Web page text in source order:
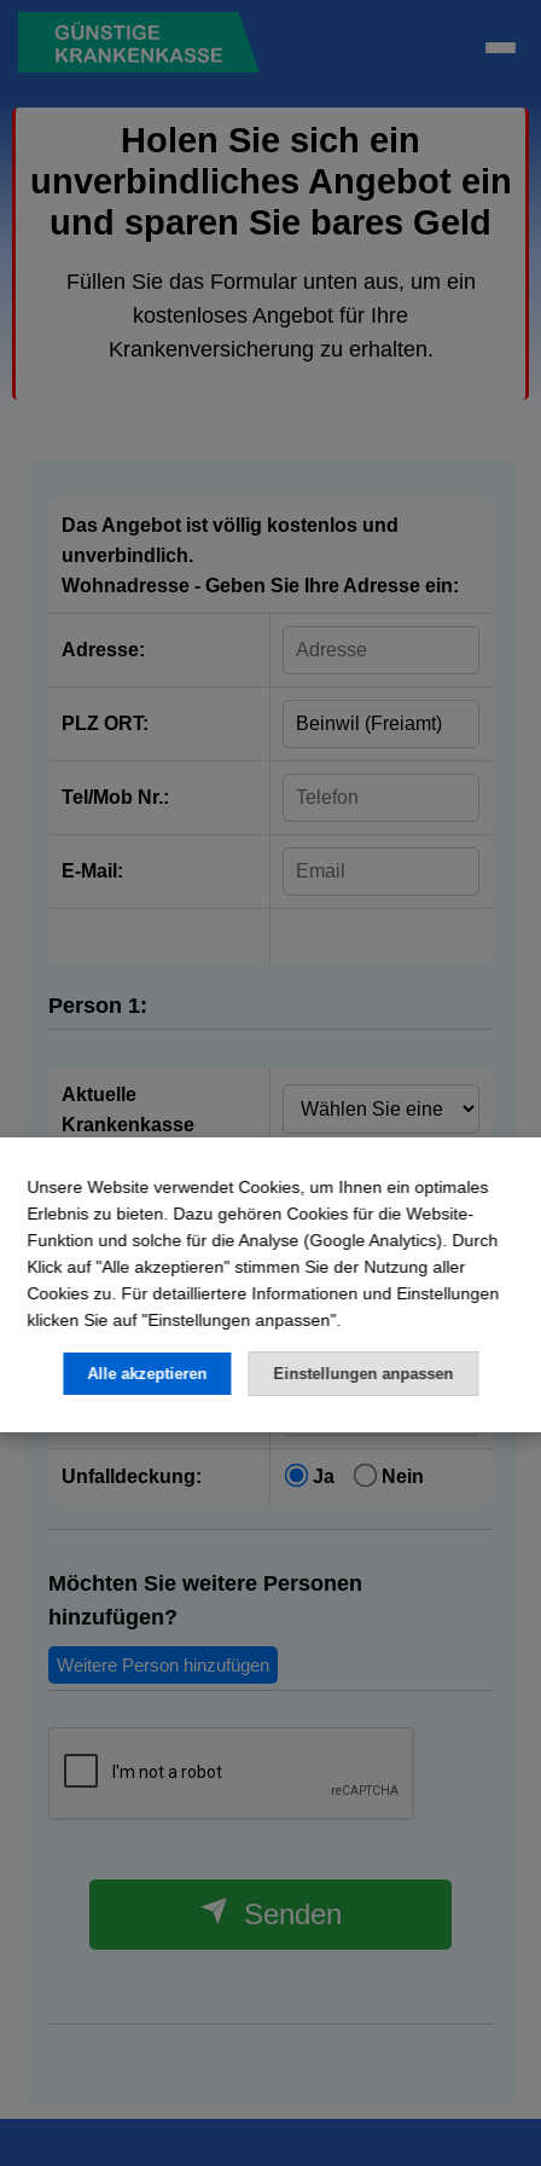
Holen Sie sich ein
unverbindliches Angebot ein
und sparen Sie bares Geld
Füllen Sie das Formular unten aus, um ein
kostenloses Angebot für Ihre
Krankenversicherung zu erhalten.
Das Angebot ist völlig kostenlos und
unverbindlich.
Wohnadresse - Geben Sie Ihre Adresse ein:
Adresse:
PLZ ORT:
Tel/Mob Nr.:
E-Mail:
Person 1:
Aktuelle
Krankenkasse
Vorname:
Nachname:
Unfalldeckung: Ja Nein
Möchten Sie weitere Personen
hinzufügen?
Weitere Person hinzufügen
Senden
Unsere Website verwendet Cookies, um Ihnen ein optimales
Erlebnis zu bieten. Dazu gehören Cookies für die Website-
Funktion und solche für die Analyse (Google Analytics). Durch
Klick auf "Alle akzeptieren" stimmen Sie der Nutzung aller
Cookies zu. Für detailliertere Informationen und Einstellungen
klicken Sie auf "Einstellungen anpassen".
Alle akzeptieren Einstellungen anpassen